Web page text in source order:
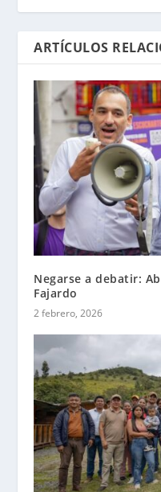
ARTÍCULOS
Negarse a debatir:
Fajardo
2 febrero, 2026